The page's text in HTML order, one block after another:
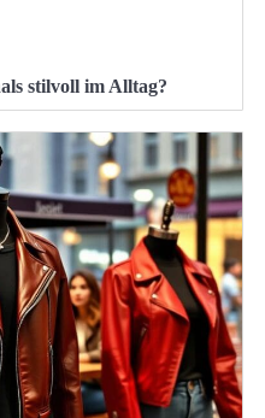
stilvoll im Alltag?